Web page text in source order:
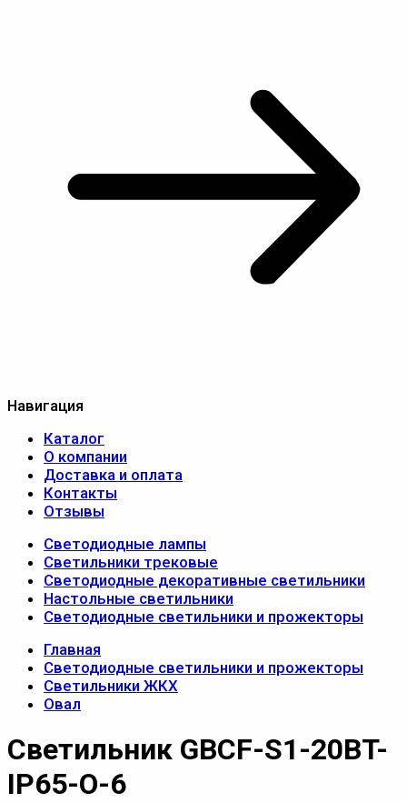
Навигация
Каталог
О компании
Доставка и оплата
Контакты
Отзывы
Светодиодные лампы
Светильники трековые
Светодиодные декоративные светильники
Настольные светильники
Светодиодные светильники и прожекторы
Главная
Светодиодные светильники и прожекторы
Светильники ЖКХ
Овал
Светильник GBCF-S1-20BT-
IP65-O-6